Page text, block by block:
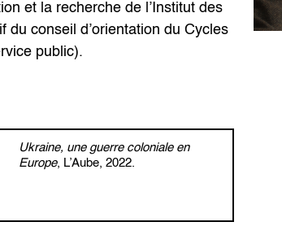
et la recherche de l’Institut des
du conseil d’orientation du Cycles
public).
Ukraine, une guerre coloniale en
Europe, L’Aube, 2022.